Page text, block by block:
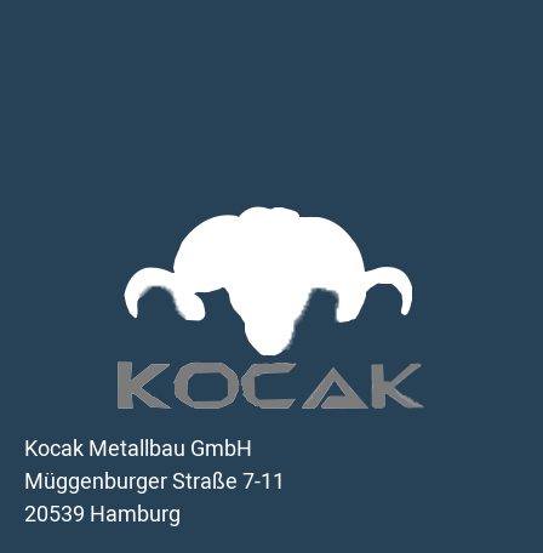
Kocak Metallbau GmbH
Müggenburger Straße 7-11
20539 Hamburg